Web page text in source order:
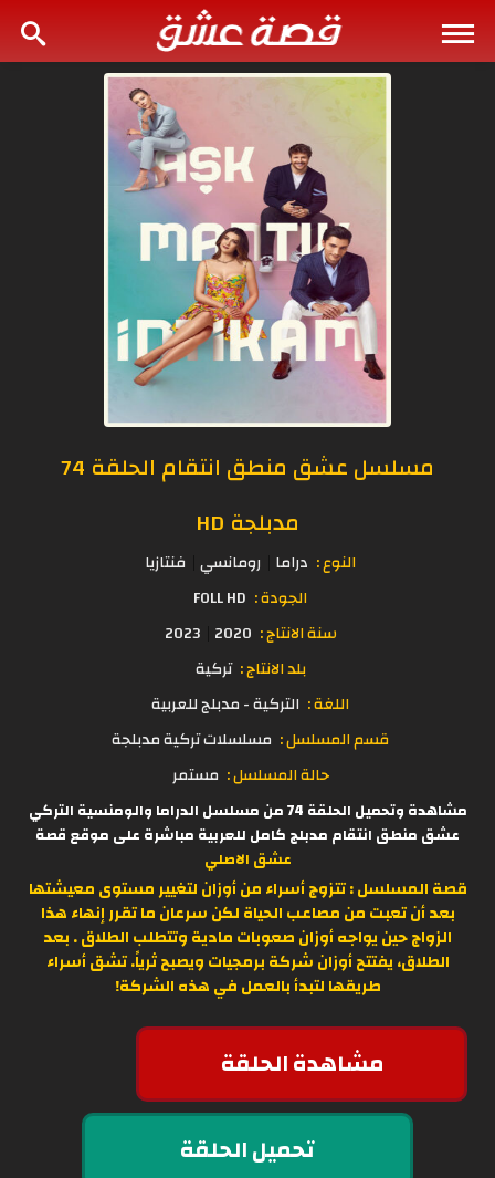
مسلسل عشق منطق انتقام الحلقة 74
مدبلجة HD
النوع : دراما رومانسي فنتازيا
الجودة : FOLL HD
سنة الانتاج : 2020
2023
بلد الانتاج : تركية
اللغة : التركية - مدبلج للعربية
قسم المسلسل : مسلسلات تركية مدبلجة
حالة المسلسل : مستمر
مشاهدة وتحميل الحلقة 74 من مسلسل الدراما والومنسية التركي
عشق منطق انتقام مدبلج كامل للعربية مباشرة على موقع قصة
عشق الاصلي
قصة المسلسل :تتزوج أسراء من أوزان لتغيير مستوى معيشتها
بعد أن تعبت من مصاعب الحياة لكن سرعان ما تقرر إنهاء هذا
الزواج حين يواجه أوزان صعوبات مادية وتتطلب الطلاق . بعد
الطلاق، يفتتح أوزان شركة برمجيات ويصبح ثرياً. تشق أسراء
طريقها لتبدأ بالعمل في هذه الشركة!
مشاهدة الحلقة
تحميل الحلقة